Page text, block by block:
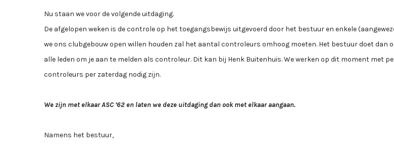
Nu staan we voor de volgende uitdaging.
De afgelopen weken is de controle op het toegangsbewijs uitgevoerd door het bestuur en enkele
we ons clubgebouw open willen houden zal het aantal controleurs omhoog moeten. Het bestuur doet dan
alle leden om je aan te melden als controleur. Dit kan bij Henk Buitenhuis. We werken op dit moment met
controleurs per zaterdag nodig zijn.
We zijn met elkaar ASC ’62 en laten we deze uitdaging dan ook met elkaar aangaan.
Namens het bestuur,